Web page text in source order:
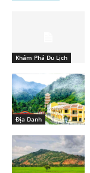
Khám Phá Du Lịch
Địa Danh